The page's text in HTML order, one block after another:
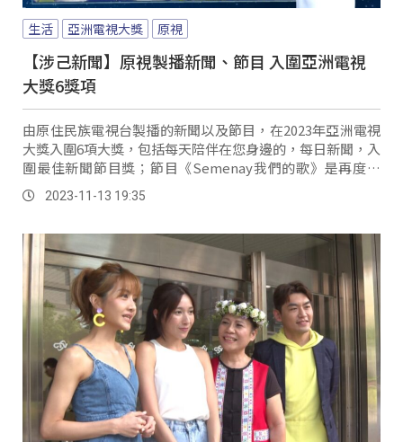
生活 亞洲電視大獎 原視
【涉己新聞】原視製播新聞、節目 入圍亞洲電視
大獎6獎項
由原住民族電視台製播的新聞以及節目，在2023年亞洲電視
大獎入圍6項大獎，包括每天陪伴在您身邊的，每日新聞，入
圍最佳新聞節目獎；節目《Semenay我們的歌》是再度入
圍，最佳音樂節目獎，至於 《出力C...。
2023-11-13 19:35